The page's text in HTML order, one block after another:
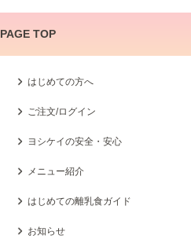
PAGE TOP
はじめての方へ
ご注文/ログイン
ヨシケイの安全・安心
メニュー紹介
はじめての離乳食ガイド
お知らせ